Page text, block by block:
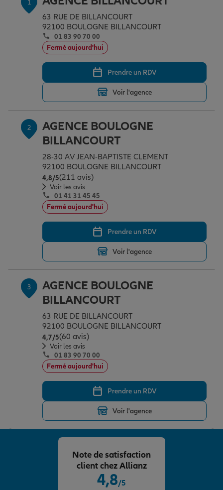
Assurance emprunteur
Prévoyance et dépendance
Assurance animal de compagnie
Protection de la famille
Protection juridique
Épargne & retraite
Plan épargne retraite
Assurance vie
Placements financiers
Transmission
Vos projets
Partir en vacances
Déménager
Départ à la retraite
Préparer l’avenir
Conseil assurance
Outre-mer
Assurance habitation
Le Pack Famille
Garantie des accidents de la vie
Assurance scolaire
Protection juridique
Retraite
Tous nos devis d'assurance
Allianz en France
1
63 RUE DE BILLANCOURT
92100 BOULOGNE BILLANCOURT
01 83 90 70 00
Fermé aujourd'hui
Prendre un RDV
Voir l'agence
2
AGENCE BOULOGNE
BILLANCOURT
28-30 AV JEAN-BAPTISTE CLEMENT
92100 BOULOGNE BILLANCOURT
4,8/5Note de 4.8 sur 5
(211 avis)
Voir les avis
01 41 31 45 45
Fermé aujourd'hui
Prendre un RDV
Voir l'agence
3
AGENCE BOULOGNE
BILLANCOURT
63 RUE DE BILLANCOURT
92100 BOULOGNE BILLANCOURT
4,7/5Note de 4.7 sur 5
(60 avis)
Voir les avis
01 83 90 70 00
Fermé aujourd'hui
Prendre un RDV
Voir l'agence
4,8/5
Note de satisfaction
client chez Allianz